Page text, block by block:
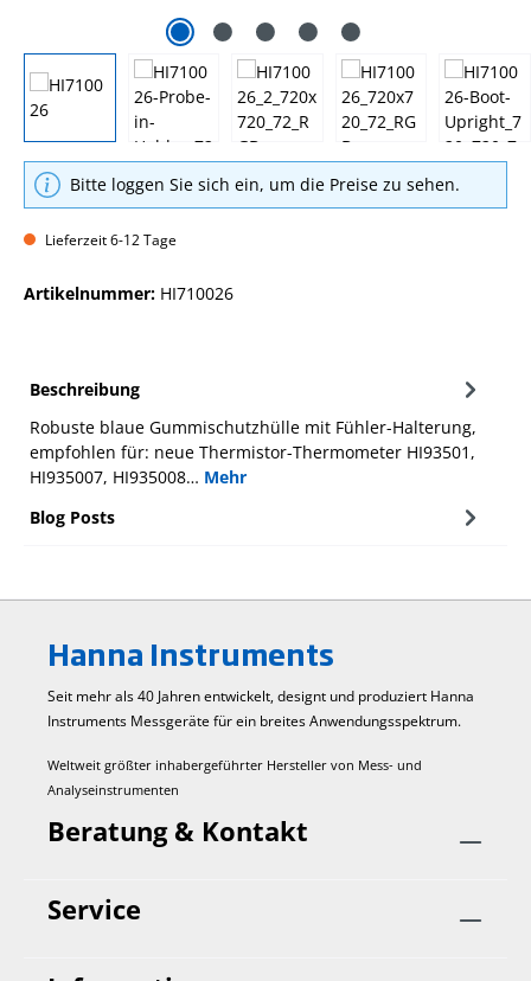
Bitte loggen Sie sich ein, um die Preise zu sehen.
Lieferzeit 6-12 Tage
Artikelnummer: HI710026
Beschreibung
Robuste blaue Gummischutzhülle mit Fühler-Halterung,
empfohlen für: neue Thermistor-Thermometer HI93501,
HI935007, HI935008… Mehr
Blog Posts
Hanna Instruments
Seit mehr als 40 Jahren entwickelt, designt und produziert Hanna
Instruments Mess­geräte für ein breites Anwendungs­spektrum.
Weltweit größter inhabergeführter Hersteller von Mess- und
Analyseinstrumenten
Beratung & Kontakt
Service